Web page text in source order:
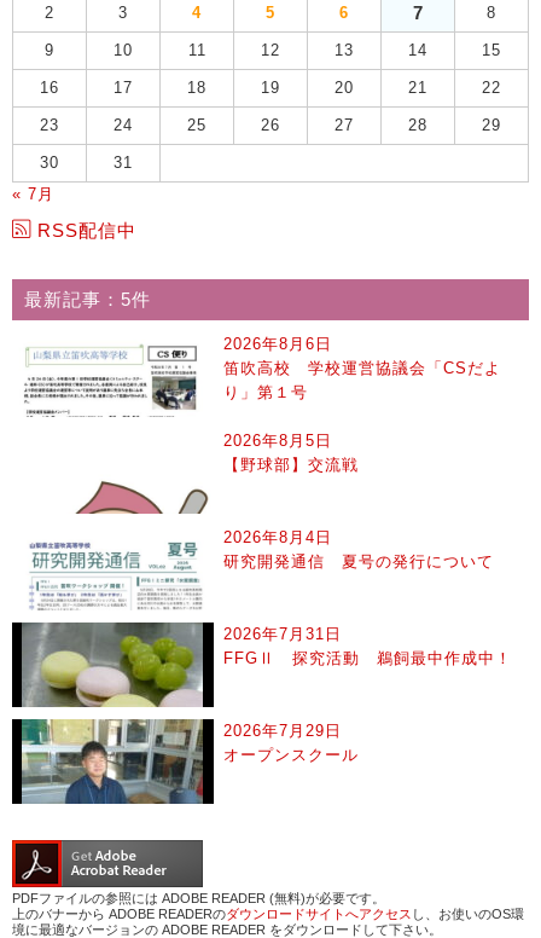
2 3 4 5 6 7 8
9 10 11 12 13 14 15
16 17 18 19 20 21 22
23 24 25 26 27 28 29
30
31
« 7月
RSS配信中
最新記事：5件
2026年8月6日
笛吹高校 学校運営協議会「CSだよ
り」第１号
2026年8月5日
【野球部】交流戦
2026年8月4日
研究開発通信 夏号の発行について
2026年7月31日
FFGⅡ 探究活動 鵜飼最中作成中！
2026年7月29日
オープンスクール
PDFファイルの参照には ADOBE READER (無料)が必要です。
上のバナーから ADOBE READERのダウンロードサイトへアクセス し、お使いのOS環
境に最適なバージョンの ADOBE READER をダウンロードして下さい。